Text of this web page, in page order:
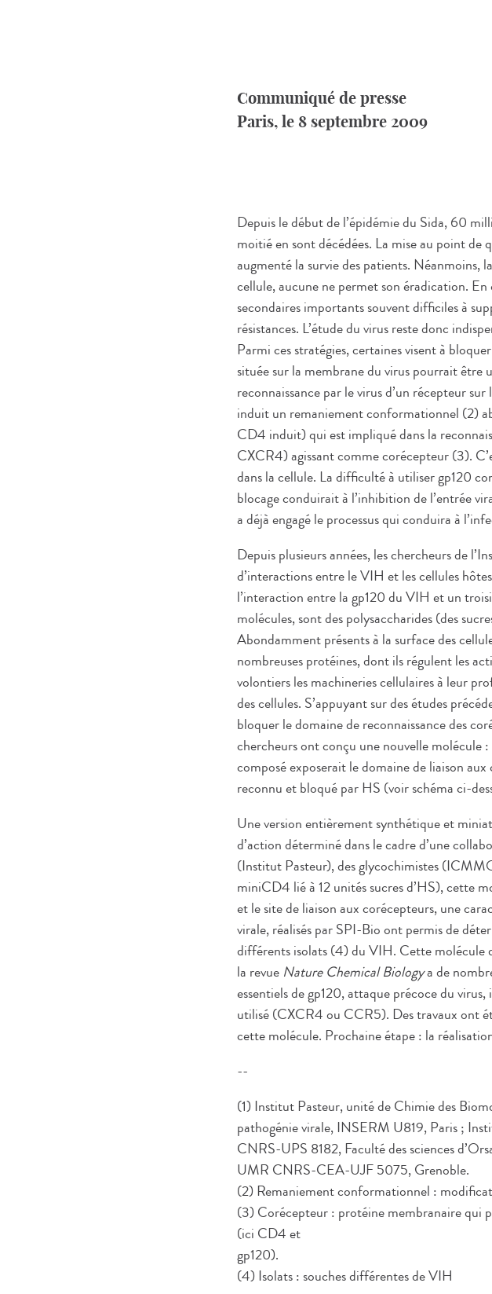
Communiqué de presse
Paris, le 8 septembre 2009
Depuis le début de l’épidémie du Sida, 60
moitié en sont décédées. La mise au point
augmenté la survie des patients. Néanmoins,
cellule, aucune ne permet son éradication. En
secondaires importants souvent difficiles à
résistances. L’étude du virus reste donc
Parmi ces stratégies, certaines visent à
située sur la membrane du virus pourrait être
reconnaissance par le virus d’un récepteur
induit un remaniement conformationnel (2)
CD4 induit) qui est impliqué dans la
CXCR4) agissant comme corécepteur (3).
dans la cellule. La difficulté à utiliser gp120
blocage conduirait à l’inhibition de l’entrée
a déjà engagé le processus qui conduira à
Depuis plusieurs années, les chercheurs de
d’interactions entre le VIH et les cellules
l’interaction entre la gp120 du VIH et un
molécules, sont des polysaccharides (des
Abondamment présents à la surface des
nombreuses protéines, dont ils régulent les
volontiers les machineries cellulaires à leur
des cellules. S’appuyant sur des études
bloquer le domaine de reconnaissance des
chercheurs ont conçu une nouvelle
composé exposerait le domaine de liaison
reconnu et bloqué par HS (voir schéma ci-
Une version entièrement synthétique et
d’action déterminé dans le cadre d’une
(Institut Pasteur), des glycochimistes
miniCD4 lié à 12 unités sucres d’HS), cette
et le site de liaison aux corécepteurs, une
virale, réalisés par SPI-Bio ont permis de
différents isolats (4) du VIH. Cette molécule
la revue Nature Chemical Biologya de
essentiels de gp120, attaque précoce du
utilisé (CXCR4 ou CCR5). Des travaux ont
cette molécule. Prochaine étape : la
--
(1) Institut Pasteur, unité de Chimie des
pathogénie virale, INSERM U819, Paris ;
CNRS-UPS 8182, Faculté des sciences
UMR CNRS-CEA-UJF 5075, Grenoble.
(2) Remaniement conformationnel :
(3) Corécepteur : protéine membranaire qui
(ici CD4 et
gp120).
(4) Isolats : souches différentes de VIH